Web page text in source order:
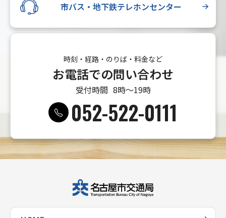
市バス・地下鉄テレホンセンター
時刻・経路・のりば・料金など
お電話での問い合わせ
受付時間 8時〜19時
052-522-0111